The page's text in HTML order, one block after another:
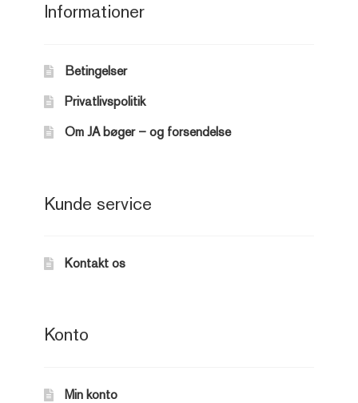
Informationer
Betingelser
Privatlivspolitik
Om JA bøger – og forsendelse
Kunde service
Kontakt os
Konto
Min konto